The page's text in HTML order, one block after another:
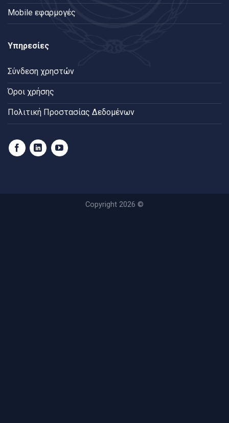
Mobile εφαρμογές
Υπηρεσίες
Σύνδεση χρηστών
Όροι χρήσης
Πολιτική Προστασίας Δεδομένων
Copyright 2026 ©